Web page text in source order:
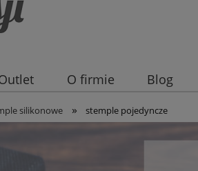
O firmie Blog
silikonowe » stemple pojedyncze